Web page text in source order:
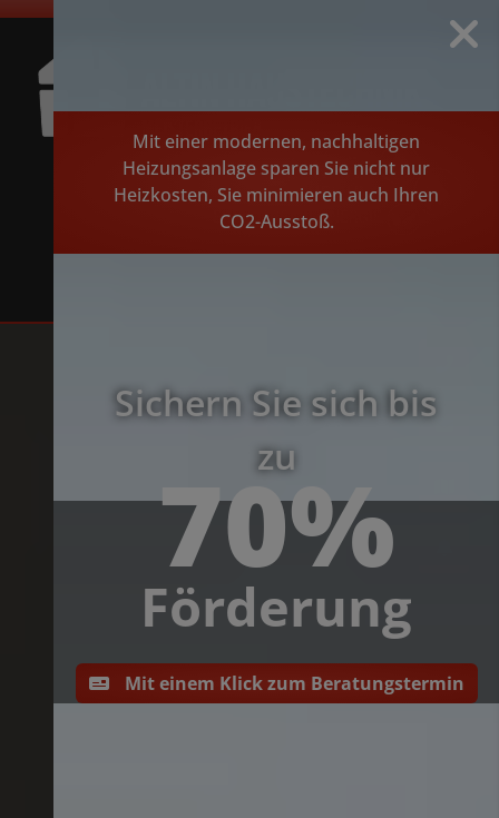
Mit einer modernen, nachhaltigen
Heizungsanlage sparen Sie nicht nur
Heizkosten, Sie minimieren auch Ihren
CO2-Ausstoß.
Sichern Sie sich bis
zu
70%
Förderung
Mit einem Klick zum Beratungstermin